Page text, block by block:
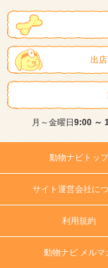
出
月～金曜日 9:00 ～
動物ナビトップ
サイト運営会社に
利用規約
動物ナビ メルマ